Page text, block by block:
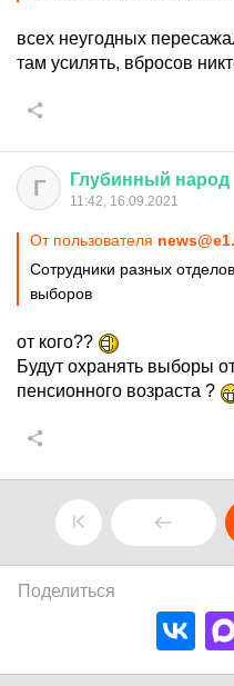
всех неугодных
там усилять, вбросов
Г Глубинный народ
11:42, 16.09.2021
От пользователя
Сотрудники разных
выборов
от кого??
Будут охранять выборы
пенсионного возраста ?
Поделиться